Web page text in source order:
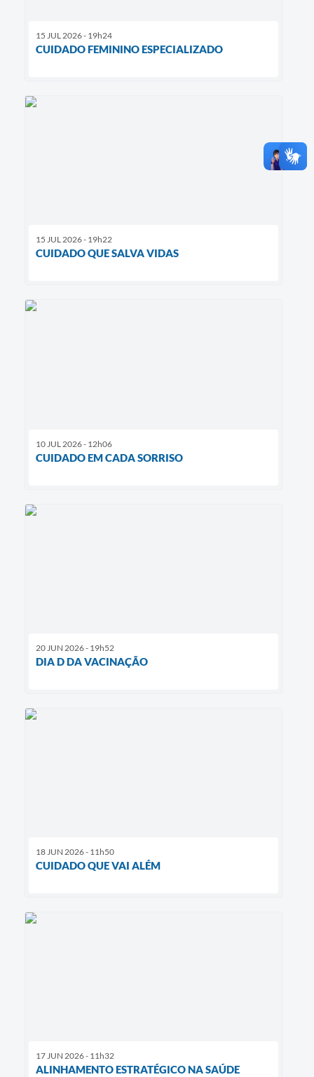
15 JUL 2026 - 19h24
CUIDADO FEMININO ESPECIALIZADO
15 JUL 2026 - 19h22
CUIDADO QUE SALVA VIDAS
10 JUL 2026 - 12h06
CUIDADO EM CADA SORRISO
20 JUN 2026 - 19h52
DIA D DA VACINAÇÃO
18 JUN 2026 - 11h50
CUIDADO QUE VAI ALÉM
17 JUN 2026 - 11h32
ALINHAMENTO ESTRATÉGICO NA SAÚDE